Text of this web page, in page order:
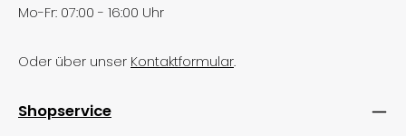
Mo-Fr: 07:00 - 16:00 Uhr
Oder über unser Kontaktformular.
Shopservice